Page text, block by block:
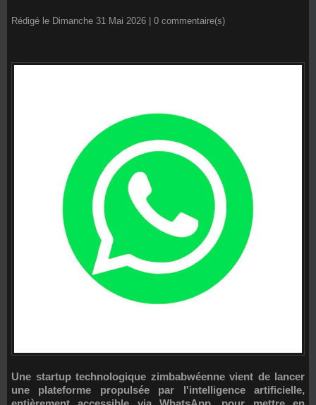
Rédigé le Dimanche 31 Mai 2026 | 0 commentaire(s)
Une startup technologique zimbabwéenne vient de lancer
une plateforme propulsée par l'intelligence artificielle,